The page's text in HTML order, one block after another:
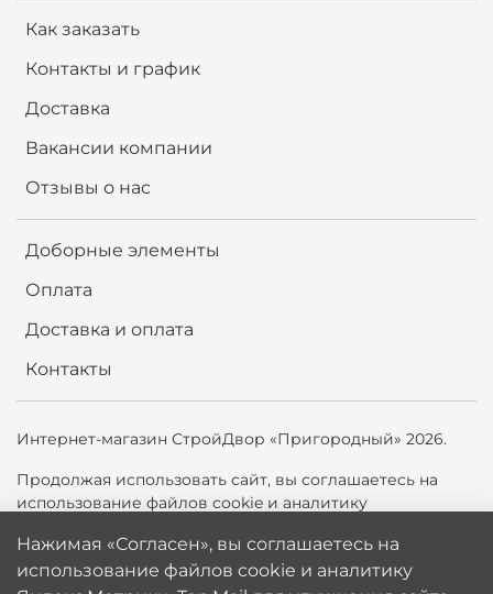
Как заказать
Контакты и график
Доставка
Вакансии компании
Отзывы о нас
Доборные элементы
Оплата
Доставка и оплата
Контакты
Интернет-магазин СтройДвор «Пригородный» 2026.
Продолжая использовать сайт, вы соглашаетесь на
использование файлов cookie и аналитику
можете отключить cookie в настройках браузера.
Политика обработки персональных данных
Нажимая «Согласен», вы соглашаетесь на
использование файлов cookie и аналитику